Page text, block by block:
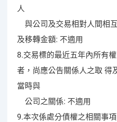
人
與公司及交易相對人間相
及移轉金額: 不適用
8.交易標的最近五年內所有
者，尚應公告關係人之取 得
當時與
公司之關係: 不適用
9.本次係處分債權之相關事